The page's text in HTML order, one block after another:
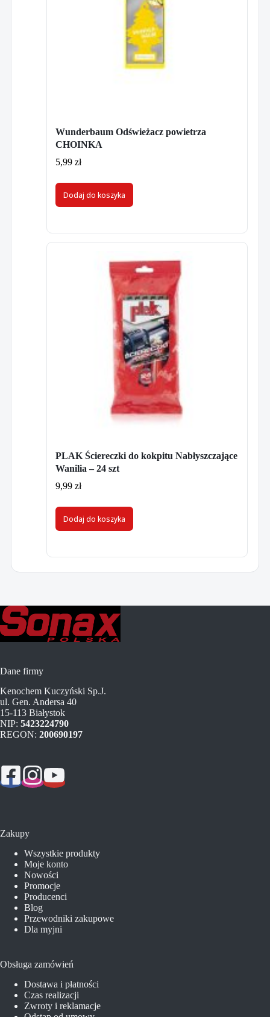
Wunderbaum Odświeżacz powietrza
CHOINKA
5,99 zł
Dodaj do koszyka
PLAK Ściereczki do kokpitu Nabłyszczające
Wanilia – 24 szt
9,99 zł
Dodaj do koszyka
Dane firmy
Kenochem Kuczyński Sp.J.
ul. Gen. Andersa 40
15-113 Białystok
NIP: 5423224790
REGON: 200690197
Zakupy
Wszystkie produkty
Moje konto
Nowości
Promocje
Producenci
Blog
Przewodniki zakupowe
Dla myjni
Obsługa zamówień
Dostawa i płatności
Czas realizacji
Zwroty i reklamacje